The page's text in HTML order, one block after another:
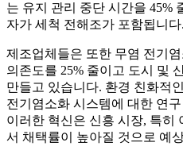
는 유지 관리 중단 시간을 45%
자가 세척 전해조가 포함됩니다.
제조업체들은 또한 무염 전기
의존도를 25% 줄이고 도시 및
만들고 있습니다. 환경 친화적
전기염소화 시스템에 대한 연
이러한 혁신은 신흥 시장, 특히
서 채택률이 높아질 것으로 예